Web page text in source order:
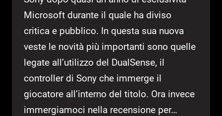
Microsoft durante il quale ha diviso
critica e pubblico. In questa sua nuova
veste le novità più importanti sono quelle
legate all’utilizzo del DualSense, il
controller di Sony che immerge il
giocatore all’interno del titolo. Ora invece
immergiamoci nella recensione per…